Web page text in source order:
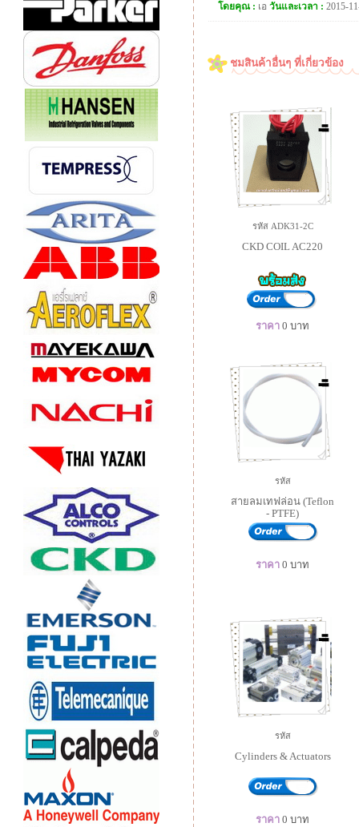
โดยคุณ : เอ วันและเวลา : 2015-
ชมสินค้าอื่นๆ ที่เกี่ยวข้อง
รหัส ADK31-2C
CKD COIL AC220
ราคา 0 บาท
รหัส
สายลมเทฟล่อน (Teflon
- PTFE)
ราคา 0 บาท
รหัส
Cylinders & Actuators
ราคา 0 บาท